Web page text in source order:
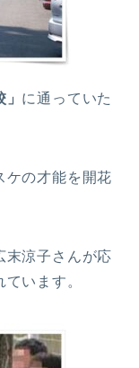
に通っていた
ケの才能を開花
末涼子さんが応
います。